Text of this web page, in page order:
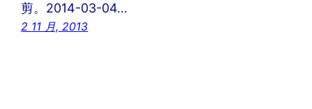
剪。2014-03-04…
2 11 月, 2013